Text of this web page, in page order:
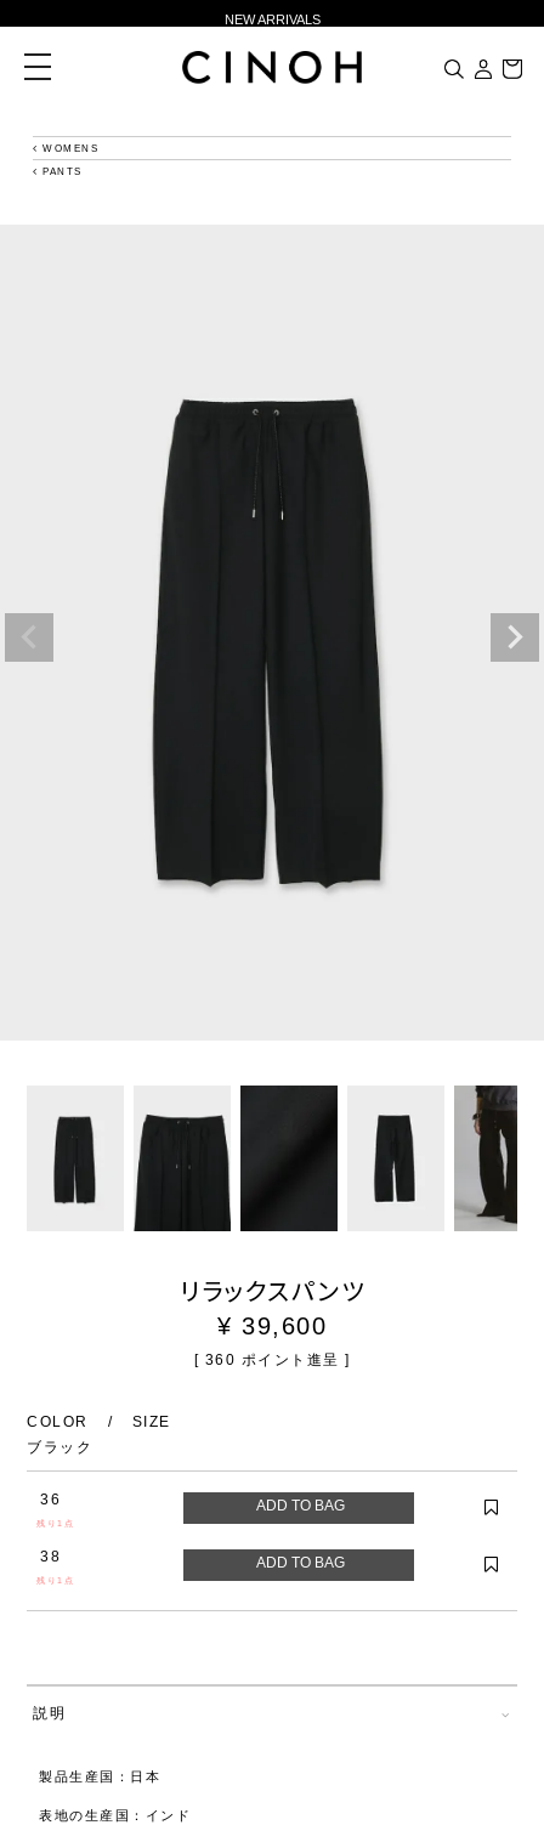
NEW ARRIVALS
新規会員登録500ポイントプレゼント
夏季休業に伴う一部業務休業のお知らせ
toggle
navigation
WOMENS
PANTS
リラックスパンツ
¥ 39,600
[ 360 ポイント進呈 ]
COLOR
SIZE
ブラック
36
残り1点
38
残り1点
説明
製品生産国：日本
表地の生産国：インド